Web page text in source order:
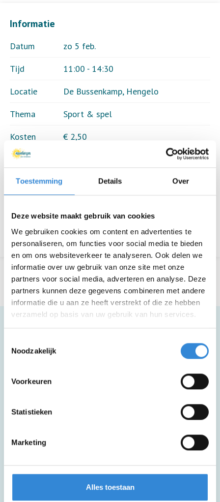
Toestemming Details Over
Deze website maakt gebruik van cookies
We gebruiken cookies om content en advertenties te
personaliseren, om functies voor social media te bieden
en om ons websiteverkeer te analyseren. Ook delen we
informatie over uw gebruik van onze site met onze
partners voor social media, adverteren en analyse. Deze
partners kunnen deze gegevens combineren met andere
informatie die u aan ze heeft verstrekt of die ze hebben
verzameld op basis van uw gebruik van hun services.
Noodzakelijk
Voorkeuren
Statistieken
Marketing
Alles toestaan
Informatie
Datum
zo 5 feb.
Tijd
11:00 - 14:30
Locatie
De Bussenkamp, Hengelo
Thema
Sport & spel
Kosten
€ 2,50
Deelnemers
Terug naar het overzicht
Meer informatie
Voor deze activiteit moet je goed kunnen
Deze activiteit is inclusief een drankje.